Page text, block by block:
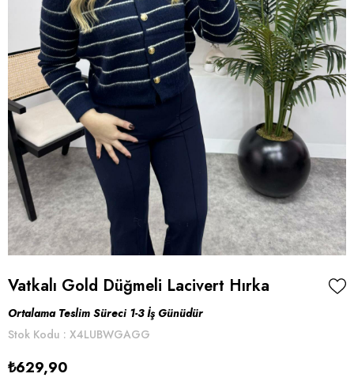
Vatkalı Gold Düğmeli Lacivert Hırka
Ortalama Teslim Süreci 1-3 İş Günüdür
Stok Kodu
X4LUBWGAGG
₺629,90